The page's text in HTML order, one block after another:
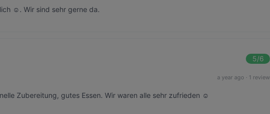
☺️. Wir sind sehr gerne da.
5/6
a year ago · 1 review
Zubereitung, gutes Essen. Wir waren alle sehr zufrieden ☺️